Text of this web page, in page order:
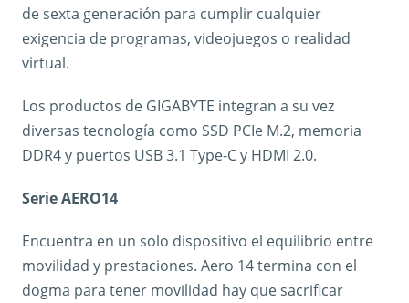
de sexta generación para cumplir cualquier
exigencia de programas, videojuegos o realidad
virtual.
Los productos de GIGABYTE integran a su vez
diversas tecnología como SSD PCIe M.2, memoria
DDR4 y puertos USB 3.1 Type-C y HDMI 2.0.
Serie AERO14
Encuentra en un solo dispositivo el equilibrio entre
movilidad y prestaciones. Aero 14 termina con el
dogma para tener movilidad hay que sacrificar